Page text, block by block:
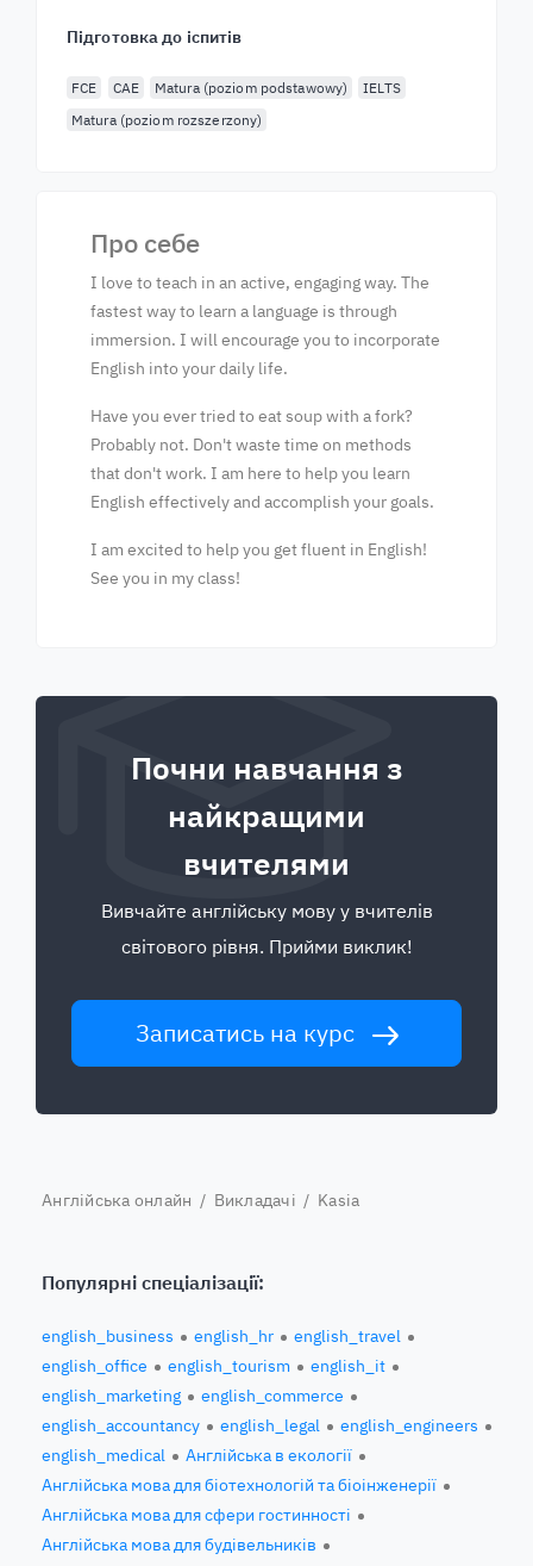
Підготовка до іспитів
FCE CAE Matura (poziom podstawowy)
IELTS
Matura (poziom rozszerzony)
Про себе
I love to teach in an active, engaging way. The
fastest way to learn a language is through
immersion. I will encourage you to incorporate
English into your daily life.
Have you ever tried to eat soup with a fork?
Probably not. Don't waste time on methods
that don't work. I am here to help you learn
English effectively and accomplish your goals.
I am excited to help you get fluent in English!
See you in my class!
Почни навчання з
найкращими
вчителями
Вивчайте англійську мову у вчителів
світового рівня. Прийми виклик!
Записатись на курс
Англійська онлайн / Викладачі / Kasia
Популярні спеціалізації:
english_business english_hr
english_travel
english_office
english_tourism
english_it
english_marketing
english_commerce
english_accountancy
english_legal
english_engineers
english_medical
Англійська в екології
Англійська мова для біотехнологій та біоінженерії
Англійська мова для сфери гостинності
Англійська мова для будівельників